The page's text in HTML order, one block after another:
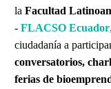
la Facultad
- FLACSO Ecuador
ciudadanía a
conversatorios,
ferias de